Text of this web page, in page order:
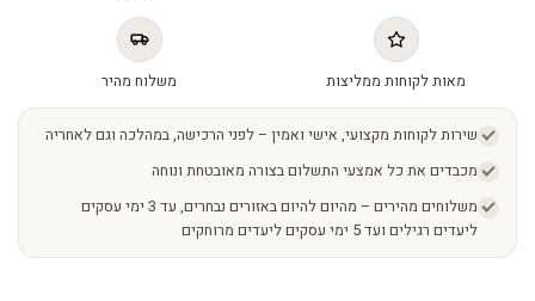
מאות לקוחות ממליצות משלוח מהיר
שירות לקוחות מקצועי, אישי ואמין – לפני הרכישה, במהלכה וגם לאחריה
מכבדים את כל אמצעי התשלום בצורה מאובטחת ונוחה
משלוחים מהירים – מהיום להיום באזורים נבחרים, עד 3 ימי עסקים
ליעדים רגילים ועד 5 ימי עסקים ליעדים מרוחקים